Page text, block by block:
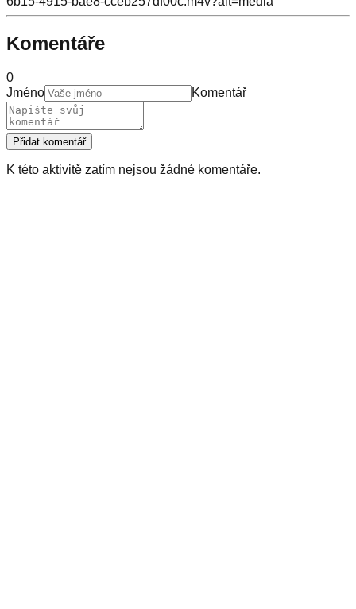
Komentáře
0
Jméno
Komentář
Přidat komentář
K této aktivitě zatím nejsou žádné komentáře.